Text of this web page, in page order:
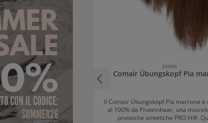
20990
Comair Übungskopf Pia
Il Comair Übungskopf Pia marrone è
al 100% da Proteinhaar, una
proteiche sintetiche PRO-H®.